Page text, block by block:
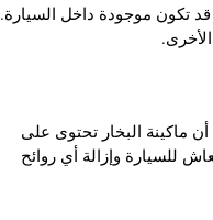
قد تكون موجودة داخل السيارة.
ماكينة البخار تحتوى على
للسيارة وإزالة أي روائح